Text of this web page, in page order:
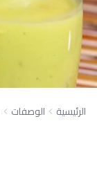
الرئيسية الوصفات